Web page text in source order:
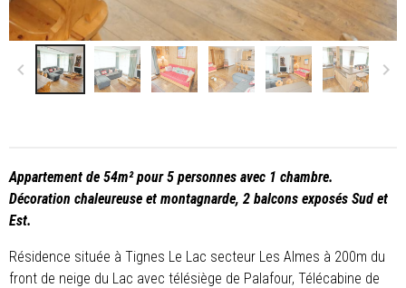
Appartement de 54m² pour 5 personnes avec 1 chambre.
Décoration chaleureuse et montagnarde, 2 balcons exposés Sud et
Est.
Résidence située à Tignes Le Lac secteur Les Almes à 200m du
front de neige du Lac avec télésiège de Palafour, Télécabine de